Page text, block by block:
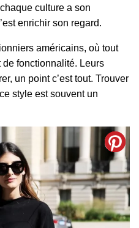
culture a son
enrichir son regard.
américains, où tout
fonctionnalité. Leurs
un point c’est tout. Trouver
style est souvent un